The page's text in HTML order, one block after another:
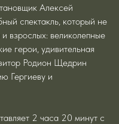
Алексей
спектакль, который не
взрослых: великолепные
герои, удивительная
Родион Щедрин
Гергиеву и
2 часа 20 минут с